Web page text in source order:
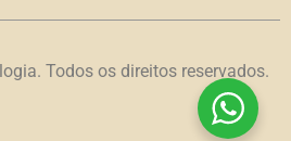
Todos os direitos reservados.